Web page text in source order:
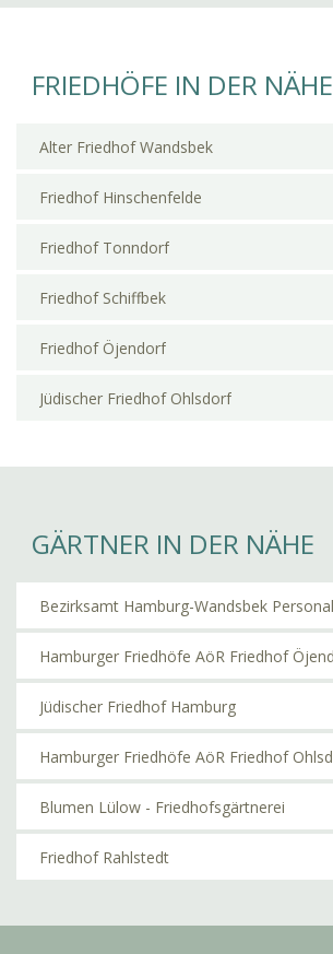
FRIEDHÖFE IN DER NÄHE
Alter Friedhof Wandsbek
Friedhof Hinschenfelde
Friedhof Tonndorf
Friedhof Schiffbek
Friedhof Öjendorf
Jüdischer Friedhof Ohlsdorf
GÄRTNER IN DER NÄHE
Jüdischer Friedhof Hamburg
Blumen Lülow - Friedhofsgärtnerei
Friedhof Rahlstedt